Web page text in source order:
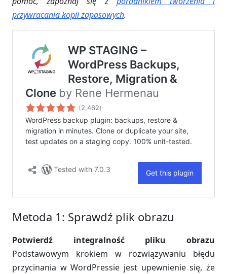
przywracania kopii zapasowych.
Metoda 1: Sprawdź plik obrazu
Potwierdź integralność pliku obrazu
Podstawowym krokiem w rozwiązywaniu błędu
przycinania w WordPressie jest upewnienie się, że